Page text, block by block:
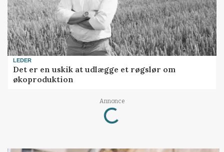
LEDER
Det er en uskik at udlægge et røgslør om
økoproduktion
Annonce
Loading...